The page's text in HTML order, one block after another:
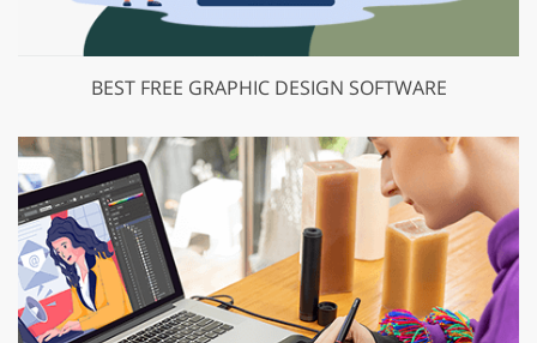
BEST FREE GRAPHIC DESIGN SOFTWARE